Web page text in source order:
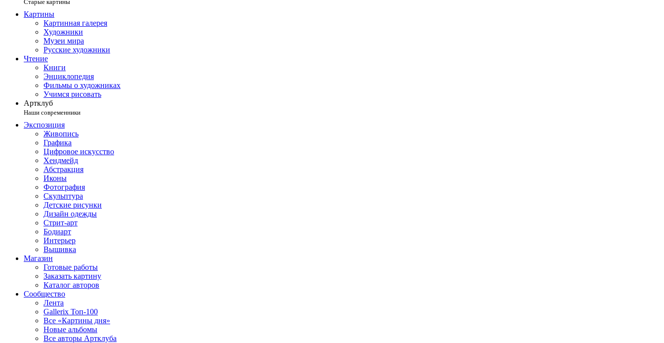
Старые картины
Картины
Картинная галерея
Художники
Музеи мира
Русские художники
Чтение
Книги
Энциклопедия
Фильмы о художниках
Учимся рисовать
Артклуб
Наши современники
Экспозиция
Живопись
Графика
Цифровое искусство
Хендмейд
Абстракция
Иконы
Фотография
Скульптура
Детские рисунки
Дизайн одежды
Стрит-арт
Бодиарт
Интерьер
Вышивка
Магазин
Готовые работы
Заказать картину
Каталог авторов
Сообщество
Лента
Gallerix Топ-100
Все «Картины дня»
Новые альбомы
Все авторы Артклуба